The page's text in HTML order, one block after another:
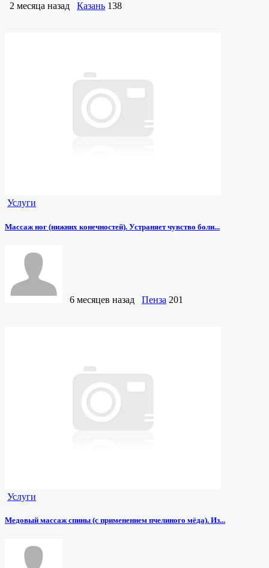
2 месяца назад Казань 138
Услуги
Массаж ног (нижних конечностей). Устраняет чувство боли...
6 месяцев назад Пенза 201
Услуги
Медовый массаж спины (с применением пчелиного мёда). Из...